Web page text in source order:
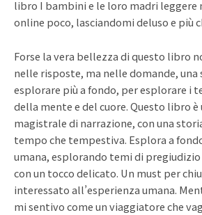
libro I bambini e le loro madri
online poco, lasciandomi deluso e più
Forse la vera bellezza di questo libro
nelle risposte, ma nelle domande,
esplorare più a fondo, per esplorare i
della mente e del cuore. Questo libro è
magistrale di narrazione, con una
tempo che tempestiva. Esplora a
umana, esplorando temi di
con un tocco delicato. Un must per
interessato all’esperienza umana.
mi sentivo come un viaggiatore che